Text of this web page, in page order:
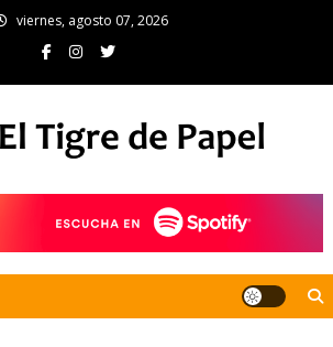
viernes, agosto 07, 2026